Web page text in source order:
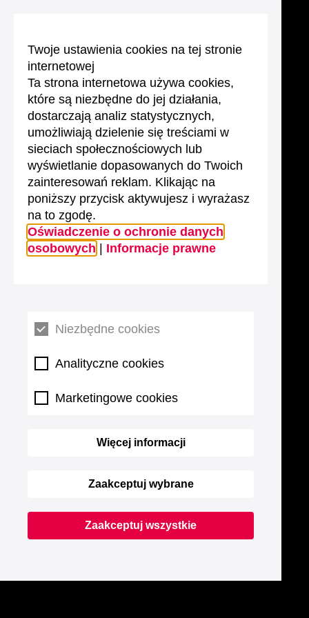
Twoje ustawienia cookies na tej stronie
internetowej
Ta strona internetowa używa cookies,
które są niezbędne do jej działania,
dostarczają analiz statystycznych,
umożliwiają dzielenie się treściami w
sieciach społecznościowych lub
wyświetlanie dopasowanych do Twoich
zainteresowań reklam. Klikając na
poniższy przycisk aktywujesz i wyrażasz
na to zgodę.
Oświadczenie o ochronie danych
osobowych
Informacje prawne
Niezbędne cookies
Analityczne cookies
Marketingowe cookies
Więcej informacji
Zaakceptuj wybrane
Zaakceptuj wszystkie